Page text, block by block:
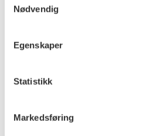
Nødvendig
Egenskaper
Statistikk
Markedsføring
Mål
Reference